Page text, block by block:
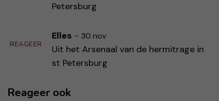
Petersburg
REAGEER
Elles - 30 nov
Uit het Arsenaal van de hermitrage in
st Petersburg
Reageer ook